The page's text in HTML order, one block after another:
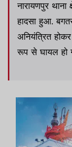
नारायणपुर
हादसा हुआ.
अनियंत्रित
रूप से घायल हो